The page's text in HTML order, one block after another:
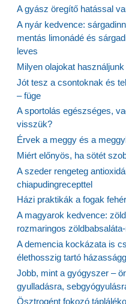
A gyász öregítő hatással
A nyár kedvence:
mentás limonádé és
leves
Milyen olajokat
Jót tesz a csontoknak és
– füge
A sportolás egészséges,
visszük?
Érvek a meggy és a
Miért előnyös, ha sötét
A szeder rengeteg
chiapudingrecepttel
Házi praktikák a fogak
A magyarok kedvence:
rozmaringos
A demencia kockázata is
élethosszig tartó
Jobb, mint a gyógyszer –
gyulladásra,
Ösztrogént fokozó